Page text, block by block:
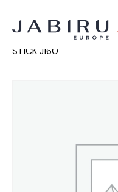
Accueil Non classé
STICK J160